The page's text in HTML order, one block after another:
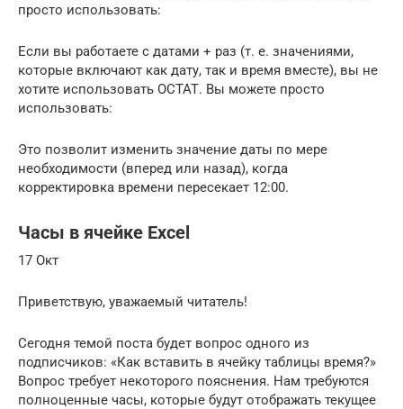
просто использовать:
Если вы работаете с датами + раз (т. е. значениями,
которые включают как дату, так и время вместе), вы не
хотите использовать ОСТАТ. Вы можете просто
использовать:
Это позволит изменить значение даты по мере
необходимости (вперед или назад), когда
корректировка времени пересекает 12:00.
Часы в ячейке Excel
17 Окт
Приветствую, уважаемый читатель!
Сегодня темой поста будет вопрос одного из
подписчиков: «Как вставить в ячейку таблицы время?»
Вопрос требует некоторого пояснения. Нам требуются
полноценные часы, которые будут отображать текущее